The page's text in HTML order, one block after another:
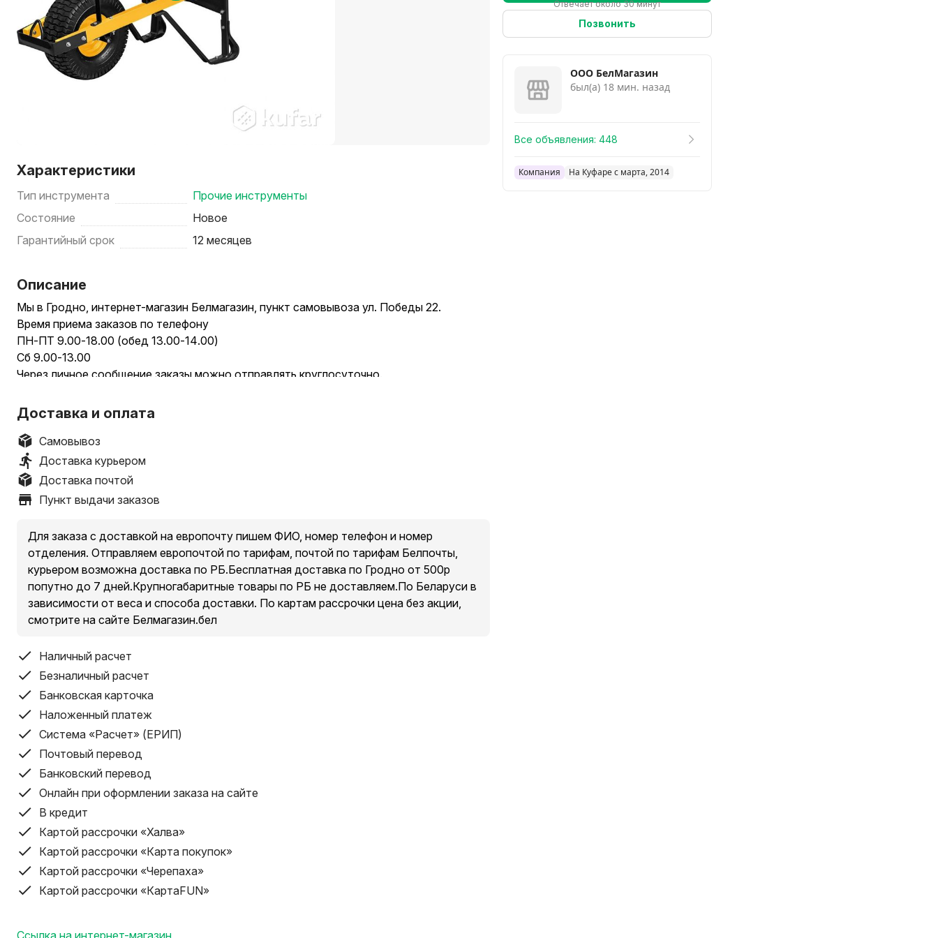
Характеристики
Тип инструмента
Прочие инструменты
Состояние
Новое
Гарантийный срок
12 месяцев
Описание
Мы в Гродно, интернет-магазин Белмагазин, пункт самовывоза ул. Победы 22.
Время приема заказов по телефону
ПН-ПТ 9.00-18.00 (обед 13.00-14.00)
Сб 9.00-13.00
Через личное сообщение заказы можно отправлять круглосуточно.
1колесо 345р
2 колеса-405р
//////////////
Тачка садовая DENZEL 68999, грузоподъемность 230 кг, 140 л, усиленная
Основные
Тип
тачка
одноколесные
Грузоподъемность
230 кг
Материал
сталь
Цвет кузова
Диаметр колеса
365 мм
Размеры и вес
Объем кузова
140 л
Толщина материала кузова
0.8 мм
Длина
151 см
Ширина
65 см
Высота
74 см
Вес
20.5 кг
Доставка и оплата
Самовывоз
Доставка курьером
Доставка почтой
Пункт выдачи заказов
Для заказа с доставкой на европочту пишем ФИО, номер телефон и номер
отделения. Отправляем европочтой по тарифам, почтой по тарифам Белпочты,
курьером возможна доставка по РБ.Бесплатная доставка по Гродно от 500р
попутно до 7 дней.Крупногабаритные товары по РБ не доставляем.По Беларуси в
зависимости от веса и способа доставки. По картам рассрочки цена без акции,
смотрите на сайте Белмагазин.бел
Наличный расчет
Безналичный расчет
Банковская карточка
Наложенный платеж
Система «Расчет» (ЕРИП)
Почтовый перевод
Банковский перевод
Онлайн при оформлении заказа на сайте
В кредит
Картой рассрочки «Халва»
Картой рассрочки «Карта покупок»
Картой рассрочки «Черепаха»
Картой рассрочки «КартаFUN»
Ссылка на интернет-магазин
Отвечает около 30 минут
Позвонить
ООО БелМагазин
был(а) 18 мин. назад
Все объявления: 448
Компания На Куфаре с марта, 2014